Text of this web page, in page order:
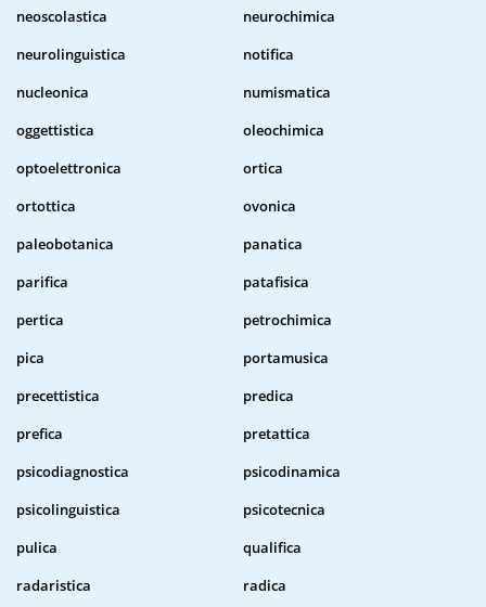
neoscolastica
neurochimica
neurolinguistica
notifica
nucleonica
numismatica
oggettistica
oleochimica
optoelettronica
ortica
ortottica
ovonica
paleobotanica
panatica
parifica
patafisica
pertica
petrochimica
pica
portamusica
precettistica
predica
prefica
pretattica
psicodiagnostica
psicodinamica
psicolinguistica
psicotecnica
pulica
qualifica
radaristica
radica